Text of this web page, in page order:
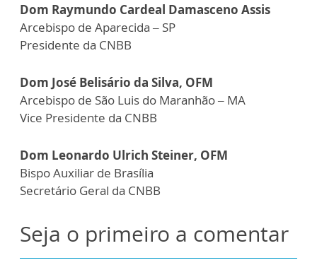
Dom Raymundo Cardeal Damasceno Assis
Arcebispo de Aparecida – SP
Presidente da CNBB
Dom José Belisário da Silva, OFM
Arcebispo de São Luis do Maranhão – MA
Vice Presidente da CNBB
Dom Leonardo Ulrich Steiner, OFM
Bispo Auxiliar de Brasília
Secretário Geral da CNBB
Seja o primeiro a comentar